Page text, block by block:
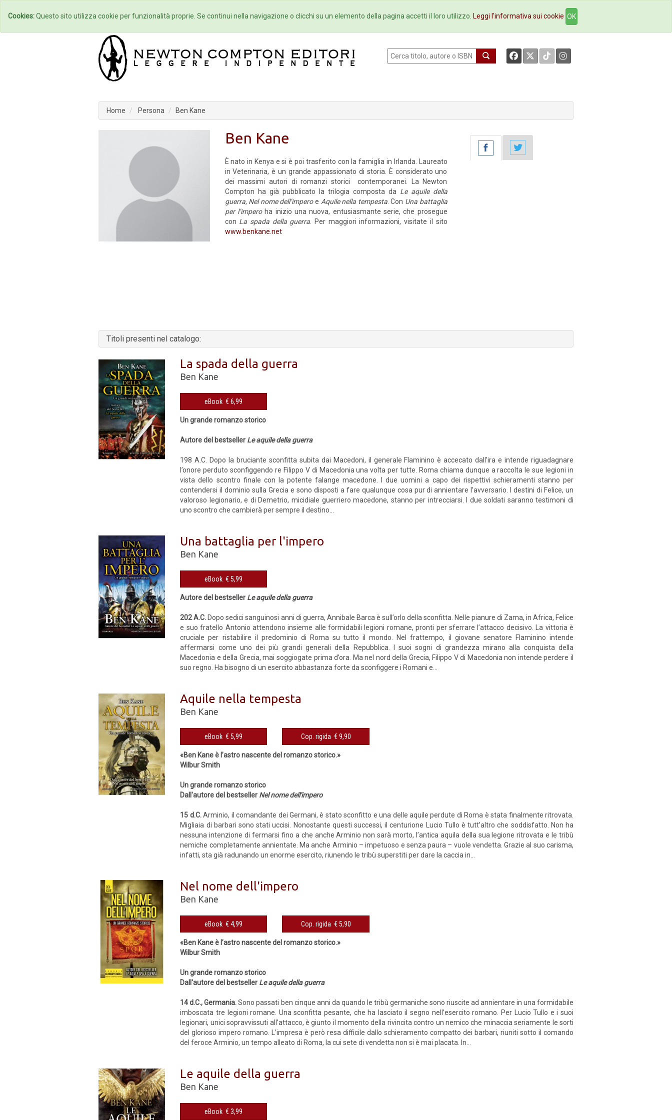
Home Autori Eventi Collane Newsletter Ebookstore Contatti
Home Persona Ben Kane
Ben Kane
È nato in Kenya e si è poi trasferito con la famiglia in Irlanda. Laureato
in Veterinaria, è un grande appassionato di storia. È considerato uno
dei massimi autori di romanzi storici contemporanei. La Newton
Compton ha già pubblicato la trilogia composta da Le aquile della
guerra, Nel nome dell’imperoe Aquile nella tempesta. Con Una battaglia
per l’imperoha inizio una nuova, entusiasmante serie, che prosegue
con La spada della guerra . Per maggiori informazioni, visitate il sito
www.benkane.net
Titoli presenti nel catalogo:
La spada della guerra
Ben Kane
eBook € 6,99
Un grande romanzo storico
Autore del bestseller Le aquile della guerra
198 A.C. Dopo la bruciante sconfitta subita dai Macedoni, il generale Flaminino è accecato dall’ira e intende riguadagnare
l’onore perduto sconfiggendo re Filippo V di Macedonia una volta per tutte. Roma chiama dunque a raccolta le sue legioni in
vista dello scontro finale con la potente falange macedone. I due uomini a capo dei rispettivi schieramenti stanno per
contendersi il dominio sulla Grecia e sono disposti a fare qualunque cosa pur di annientare l’avversario. I destini di Felice, un
valoroso legionario, e di Demetrio, micidiale guerriero macedone, stanno per intrecciarsi. I due soldati saranno testimoni di
uno scontro che cambierà per sempre il destino...
Una battaglia per l'impero
Ben Kane
eBook € 5,99
Autore del bestseller Le aquile della guerra
202 A.C. Dopo sedici sanguinosi anni di guerra, Annibale Barca è sull’orlo della sconfitta. Nelle pianure di Zama, in Africa, Felice
e suo fratello Antonio attendono insieme alle formidabili legioni romane, pronti per sferrare l’attacco decisivo. La vittoria è
cruciale per ristabilire il predominio di Roma su tutto il mondo. Nel frattempo, il giovane senatore Flaminino intende
affermarsi come uno dei più grandi generali della Repubblica. I suoi sogni di grandezza mirano alla conquista della
Macedonia e della Grecia, mai soggiogate prima d’ora. Ma nel nord della Grecia, Filippo V di Macedonia non intende perdere il
suo regno. Ha bisogno di un esercito abbastanza forte da sconfiggere i Romani e...
Aquile nella tempesta
Ben Kane
eBook € 5,99 Cop. rigida € 9,90
«Ben Kane è l’astro nascente del romanzo storico.»
Wilbur Smith
Un grande romanzo storico
Dall'autore del bestseller Nel nome dell'impero
15 d.C.Arminio, il comandante dei Germani, è stato sconfitto e una delle aquile perdute di Roma è stata finalmente ritrovata.
Migliaia di barbari sono stati uccisi. Nonostante questi successi, il centurione Lucio Tullo è tutt’altro che soddisfatto. Non ha
nessuna intenzione di fermarsi fino a che anche Arminio non sarà morto, l’antica aquila della sua legione ritrovata e le tribù
nemiche completamente annientate. Ma anche Arminio – impetuoso e senza paura – vuole vendetta. Grazie al suo carisma,
infatti, sta già radunando un enorme esercito, riunendo le tribù superstiti per dare la caccia in...
Nel nome dell'impero
Ben Kane
eBook € 4,99 Cop. rigida € 5,90
«Ben Kane è l’astro nascente del romanzo storico.»
Wilbur Smith
Un grande romanzo storico
Dall'autore del bestseller Le aquile della guerra
14 d.C., Germania.Sono passati ben cinque anni da quando le tribù germaniche sono riuscite ad annientare in una formidabile
imboscata tre legioni romane. Una sconfitta pesante, che ha lasciato il segno nell’esercito romano. Per Lucio Tullo e i suoi
legionari, unici sopravvissuti all’attacco, è giunto il momento della rivincita contro un nemico che minaccia seriamente le sorti
del glorioso impero romano. L’impresa è però resa difficile dallo schieramento compatto dei barbari, riuniti sotto il comando
del feroce Arminio, un tempo alleato di Roma, la cui sete di vendetta non si è mai placata. In...
Le aquile della guerra
Ben Kane
eBook € 3,99
Cookies:Questo sito utilizza cookie per funzionalità proprie. Se continui nella navigazione o clicchi su un elemento della pagina accetti il loro utilizzo. Leggi l'informativa sui cookie OK